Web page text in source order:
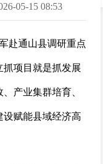
05-15 08:53
赴通山县调研重点
项目就是抓发展
产业集群培育、
设赋能县域经济高